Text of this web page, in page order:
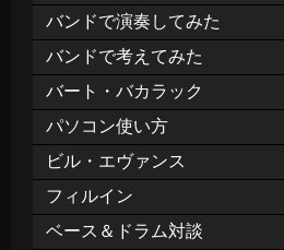
バンドで演奏してみた
バンドで考えてみた
バート・バカラック
パソコン使い方
ビル・エヴァンス
フィルイン
ベース＆ドラム対談